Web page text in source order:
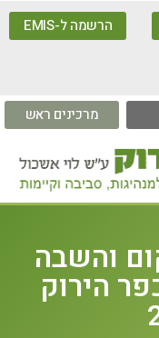
הרשמה ל-EMIS
מרכינים ראש
והשבה
הירוק